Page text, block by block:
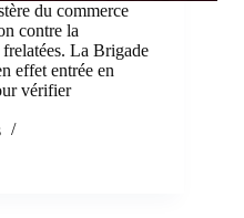
du commerce
contre la
La Brigade
effet entrée en
vérifier